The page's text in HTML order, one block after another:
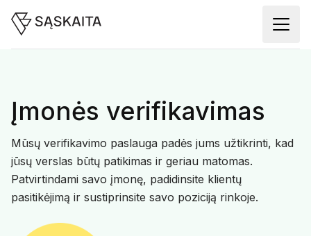
Įmonės verifikavimas
Mūsų verifikavimo paslauga padės jums užtikrinti, kad
jūsų verslas būtų patikimas ir geriau matomas.
Patvirtindami savo įmonę, padidinsite klientų
pasitikėjimą ir sustiprinsite savo poziciją rinkoje.